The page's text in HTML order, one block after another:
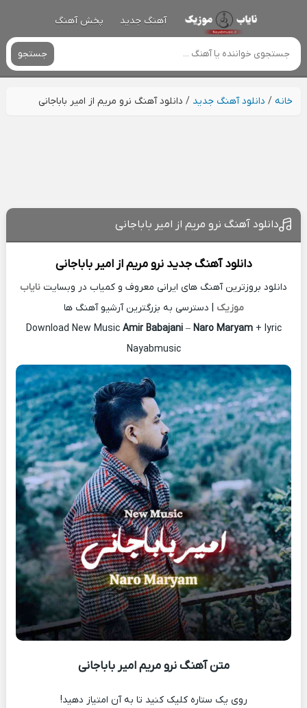
آهنگ جدید پخش آهنگ
جستجو
خانه/ دانلود آهنگ جدید / دانلود آهنگ نرو مریم از امیر باباجانی
دانلود آهنگ نرو مریم از امیر باباجانی
دانلود آهنگ جدید نرو مریم ازامیر باباجانی
دانلود بروزترین آهنگ های ایرانی معروف و کمیاب در وبسایت نایاب
موزیک | دسترسی به بزرگترین آرشیو آهنگ ها
Download New Music Amir Babajani– Naro Maryam+ lyric
Nayabmusic
متن آهنگ نرو مریم امیر باباجانی
روی یک ستاره کلیک کنید تا به آن امتیاز دهید!